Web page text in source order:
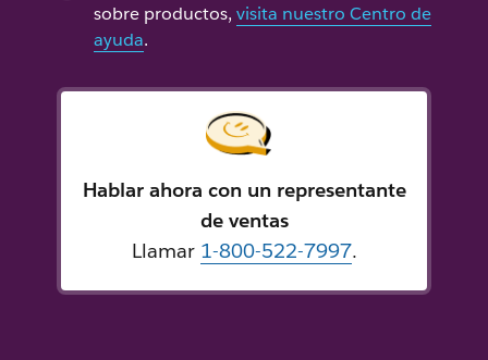
sobre productos, visita nuestro Centro de
ayuda.
Hablar ahora con un representante
de ventas
Llamar 1-800-522-7997.